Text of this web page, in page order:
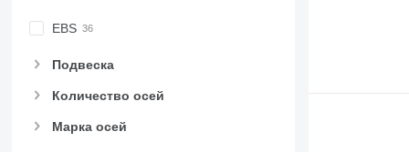
EBS
Подвеска
Количество осей
Марка осей